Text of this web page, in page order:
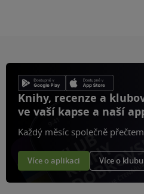
Knihy, recenze a
ve vaší kapse a naší
Každý měsíc společně
Více o aplikaci Více o klubu